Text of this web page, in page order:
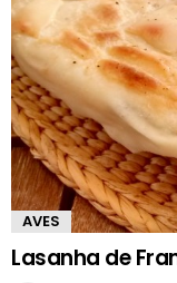
AVES
Lasanha de